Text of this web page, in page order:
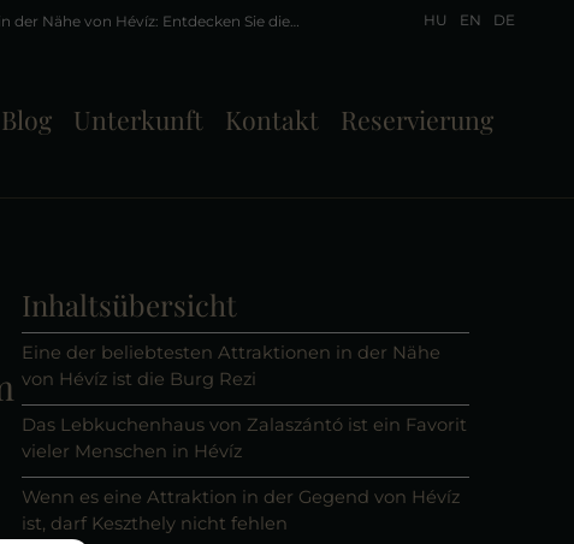
Sehenswürdigkeiten in der Nähe von Hévíz: Entdecken Sie die Sehenswürdigkeiten in der Nähe von Lake Town. HU EN DE
Blog Unterkunft Kontakt Reservierung
Inhaltsübersicht
Eine der beliebtesten Attraktionen in der Nähe
von Hévíz ist die Burg Rezi
Das Lebkuchenhaus von Zalaszántó ist ein Favorit
vieler Menschen in Hévíz
Wenn es eine Attraktion in der Gegend von Hévíz
ist, darf Keszthely nicht fehlen